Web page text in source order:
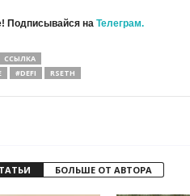
Подписывайся на Телеграм.
ССЫЛКА
#DEFI RSETH
БОЛЬШЕ ОТ АВТОРА